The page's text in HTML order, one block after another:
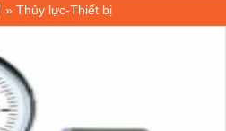
» Thủy lực-Thiết bị